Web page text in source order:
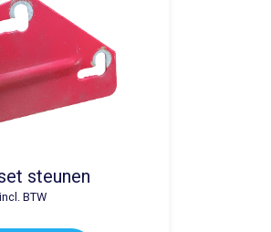
steunen
incl. BTW